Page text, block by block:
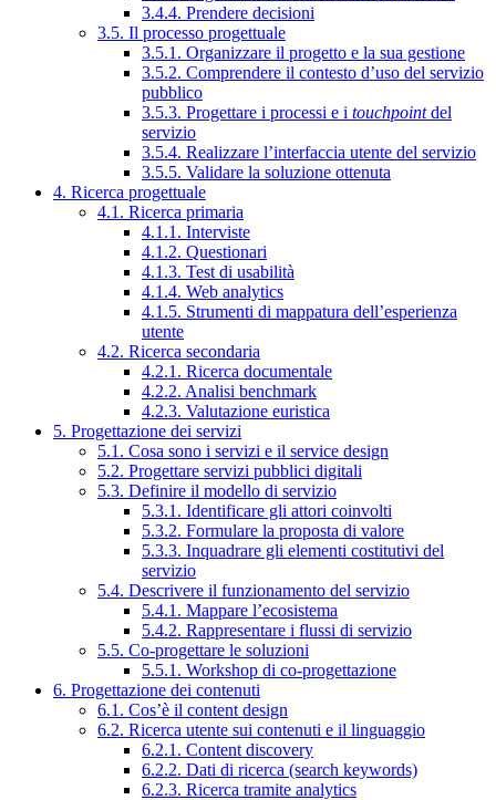
3.4.4. Prendere decisioni
3.5. Il processo progettuale
3.5.1. Organizzare il progetto e la sua gestione
3.5.2. Comprendere il contesto d’uso del servizio
pubblico
3.5.3. Progettare i processi e i touchpointdel
servizio
3.5.4. Realizzare l’interfaccia utente del servizio
3.5.5. Validare la soluzione ottenuta
4. Ricerca progettuale
4.1. Ricerca primaria
4.1.1. Interviste
4.1.2. Questionari
4.1.3. Test di usabilità
4.1.4. Web analytics
4.1.5. Strumenti di mappatura dell’esperienza
utente
4.2. Ricerca secondaria
4.2.1. Ricerca documentale
4.2.2. Analisi benchmark
4.2.3. Valutazione euristica
5. Progettazione dei servizi
5.1. Cosa sono i servizi e il service design
5.2. Progettare servizi pubblici digitali
5.3. Definire il modello di servizio
5.3.1. Identificare gli attori coinvolti
5.3.2. Formulare la proposta di valore
5.3.3. Inquadrare gli elementi costitutivi del
servizio
5.4. Descrivere il funzionamento del servizio
5.4.1. Mappare l’ecosistema
5.4.2. Rappresentare i flussi di servizio
5.5. Co-progettare le soluzioni
5.5.1. Workshop di co-progettazione
6. Progettazione dei contenuti
6.1. Cos’è il content design
6.2. Ricerca utente sui contenuti e il linguaggio
6.2.1. Content discovery
6.2.2. Dati di ricerca (search keywords)
6.2.3. Ricerca tramite analytics